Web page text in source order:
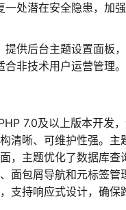
一处潜在安全隐患，加
提供后台主题设置面板
非技术用户运营管理。
7.0及以上版本开发
清晰、可维护性强。
，主题优化了数据库
面包屑导航和元标签
支持响应式设计，确保